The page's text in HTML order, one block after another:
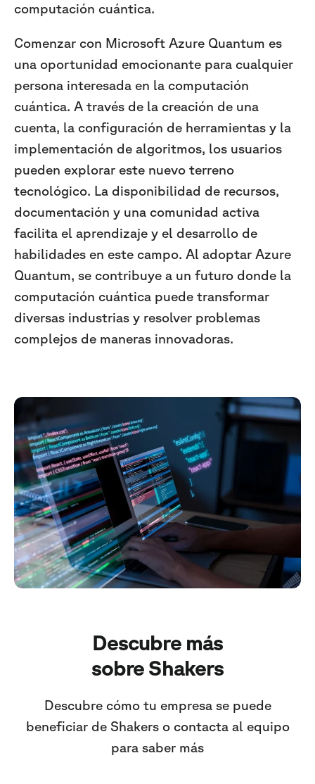
computación cuántica.
Comenzar con Microsoft Azure Quantum es
una oportunidad emocionante para cualquier
persona interesada en la computación
cuántica. A través de la creación de una
cuenta, la configuración de herramientas y la
implementación de algoritmos, los usuarios
pueden explorar este nuevo terreno
tecnológico. La disponibilidad de recursos,
documentación y una comunidad activa
facilita el aprendizaje y el desarrollo de
habilidades en este campo. Al adoptar Azure
Quantum, se contribuye a un futuro donde la
computación cuántica puede transformar
diversas industrias y resolver problemas
complejos de maneras innovadoras.
Descubre más
sobre Shakers
Descubre cómo tu empresa se puede
beneficiar de Shakers o contacta al equipo
para saber más